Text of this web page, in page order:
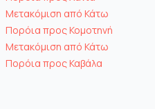
Μετακόμιση από Κάτω
Πορόια προς Κομοτηνή
Μετακόμιση από Κάτω
Πορόια προς Καβάλα